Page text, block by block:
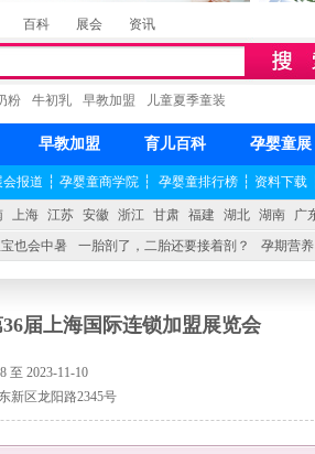
百科 展会 资讯
粉 牛初乳 早教加盟 儿童夏季童装
早教加盟 育儿百科 孕婴童展
会报道 ┆ 孕婴童商学院 ┆ 孕婴童排行榜 ┆ 资料下载
上海 江苏 安徽 浙江 甘肃 福建 湖北 湖南 广
也会中暑 一胎剖了，二胎还要接着剖？ 孕期营
36届上海国际连锁加盟展览会
至 2023-11-10
新区龙阳路2345号